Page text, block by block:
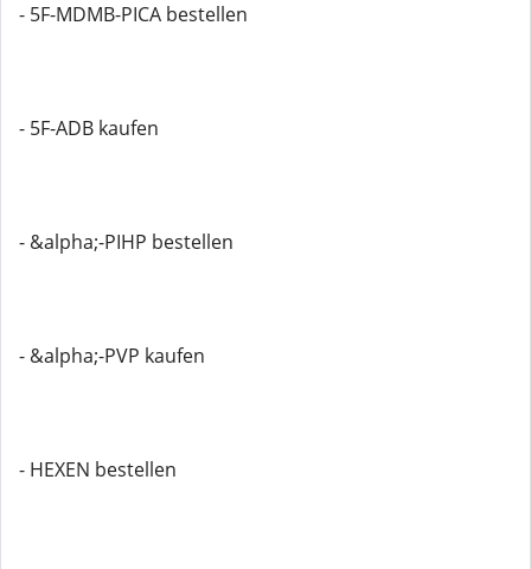
- 5F-MDMB-PICA bestellen
- 5F-ADB kaufen
- &alpha;-PIHP bestellen
- &alpha;-PVP kaufen
- HEXEN bestellen